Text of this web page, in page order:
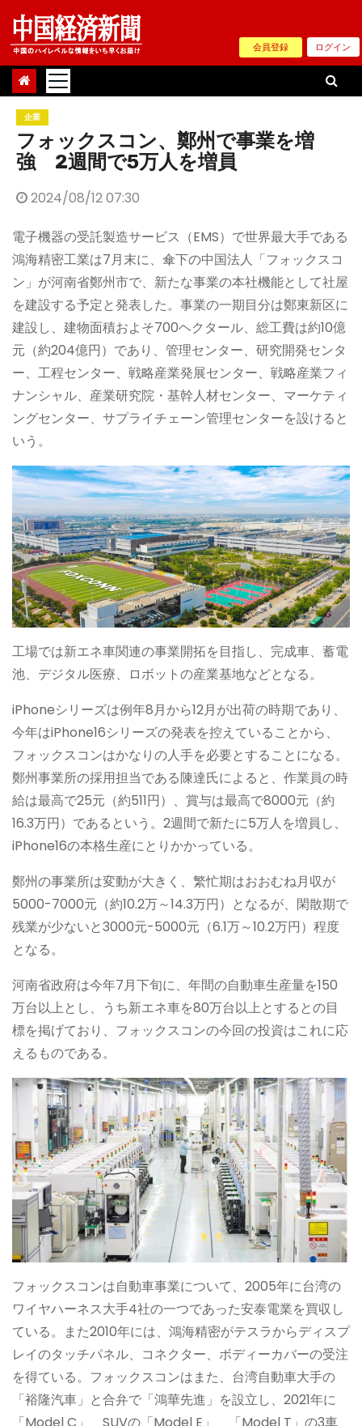
Skip
content
会員登録 ログイン
企業
フォックスコン、鄭州で事業を増
強 2週間で5万人を増員
2024/08/12 07:30
電子機器の受託製造サービス（EMS）で世界最大手である
鴻海精密工業は7月末に、傘下の中国法人「フォックスコ
ン」が河南省鄭州市で、新たな事業の本社機能として社屋
を建設する予定と発表した。事業の一期目分は鄭東新区に
建設し、建物面積およそ700ヘクタール、総工費は約10億
元（約204億円）であり、管理センター、研究開発センタ
ー、工程センター、戦略産業発展センター、戦略産業フィ
ナンシャル、産業研究院・基幹人材センター、マーケティ
ングセンター、サプライチェーン管理センターを設けると
いう。
工場では新エネ車関連の事業開拓を目指し、完成車、蓄電
池、デジタル医療、ロボットの産業基地などとなる。
iPhoneシリーズは例年8月から12月が出荷の時期であり、
今年はiPhone16シリーズの発表を控えていることから、
フォックスコンはかなりの人手を必要とすることになる。
鄭州事業所の採用担当である陳達氏によると、作業員の時
給は最高で25元（約511円）、賞与は最高で8000元（約
16.3万円）であるという。2週間で新たに5万人を増員し、
iPhone16の本格生産にとりかかっている。
鄭州の事業所は変動が大きく、繁忙期はおおむね月収が
5000-7000元（約10.2万～14.3万円）となるが、閑散期で
残業が少ないと3000元-5000元（6.1万～10.2万円）程度
となる。
河南省政府は今年7月下旬に、年間の自動車生産量を150
万台以上とし、うち新エネ車を80万台以上とするとの目
標を掲げており、フォックスコンの今回の投資はこれに応
えるものである。
フォックスコンは自動車事業について、2005年に台湾の
ワイヤハーネス大手4社の一つであった安泰電業を買収し
ている。また2010年には、鴻海精密がテスラからディスプ
レイのタッチパネル、コネクター、ボディーカバーの受注
を得ている。フォックスコンはまた、台湾自動車大手の
「裕隆汽車」と合弁で「鴻華先進」を設立し、2021年に